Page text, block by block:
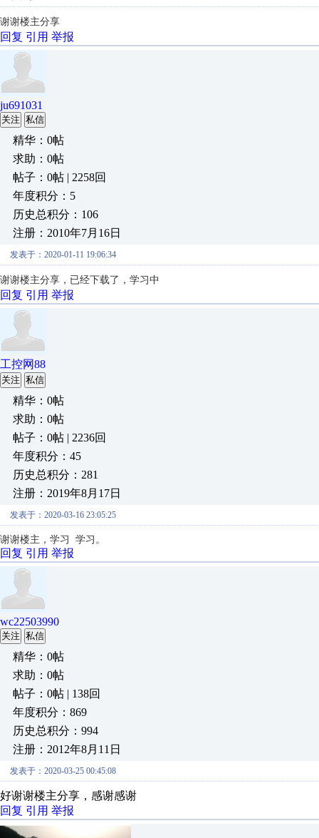
谢谢楼主分享
回复 引用 举报
ju691031
关注 私信
精华：0帖
求助：0帖
帖子：0帖 | 2258回
年度积分：5
历史总积分：106
注册：2010年7月16日
发表于：2020-01-11 19:06:34
谢谢楼主分享，已经下载了，学习中
回复 引用 举报
工控网88
关注 私信
精华：0帖
求助：0帖
帖子：0帖 | 2236回
年度积分：45
历史总积分：281
注册：2019年8月17日
发表于：2020-03-16 23:05:25
谢谢楼主，学习 学习。
回复 引用 举报
wc22503990
关注 私信
精华：0帖
求助：0帖
帖子：0帖 | 138回
年度积分：869
历史总积分：994
注册：2012年8月11日
发表于：2020-03-25 00:45:08
好谢谢楼主分享，感谢感谢
回复 引用 举报